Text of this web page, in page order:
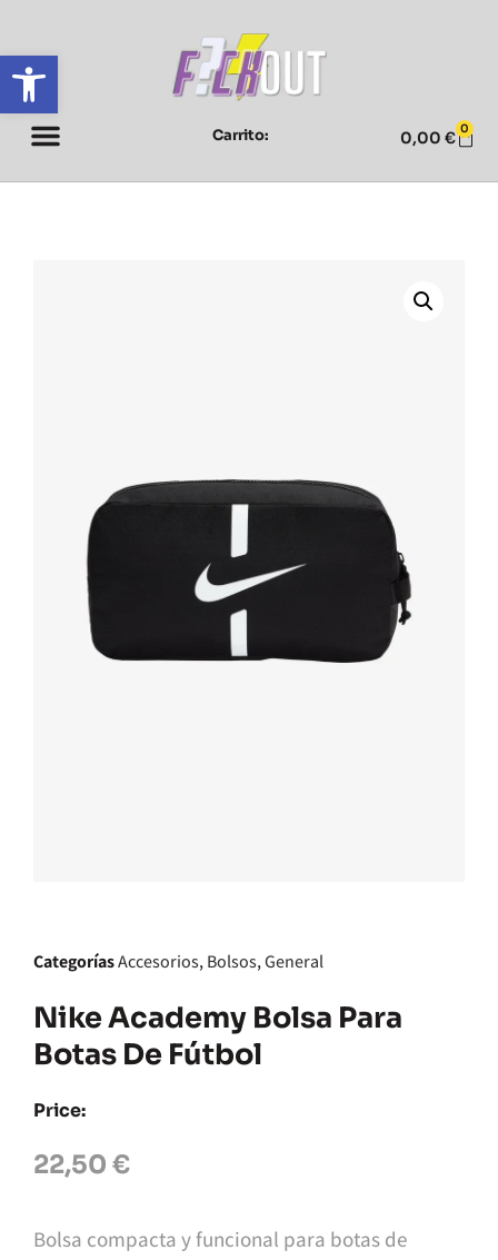
Abrir barra de herramientas
Carrito: 0,00 € 0
CategoríasAccesorios,Bolsos,General
Nike Academy Bolsa Para
Botas De Fútbol
Price:
22,50 €
Bolsa compacta y funcional para botas de